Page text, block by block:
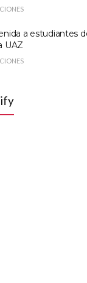
a estudiantes
UAZ